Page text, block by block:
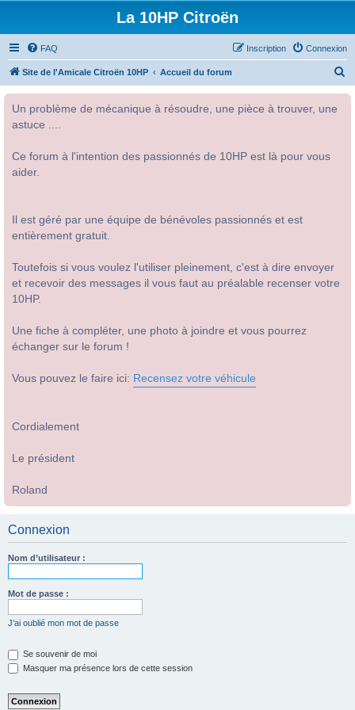
La 10HP Citroën
FAQ Connexion
Inscription
Site de l'Amicale Citroën 10HP Accueil du forum
Un problème de mécanique à résoudre, une pièce à trouver, une
astuce ....
Ce forum à l'intention des passionnés de 10HP est là pour vous
aider.
Il est géré par une équipe de bénévoles passionnés et est
entièrement gratuit.
Toutefois si vous voulez l'utiliser pleinement, c'est à dire envoyer
et recevoir des messages il vous faut au préalable recenser votre
10HP.
Une fiche à compléter, une photo à joindre et vous pourrez
échanger sur le forum !
Vous pouvez le faire ici: Recensez votre véhicule
Cordialement
Le président
Roland
Connexion
Nom d’utilisateur :
Mot de passe :
J’ai oublié mon mot de passe
Se souvenir de moi
Masquer ma présence lors de cette session